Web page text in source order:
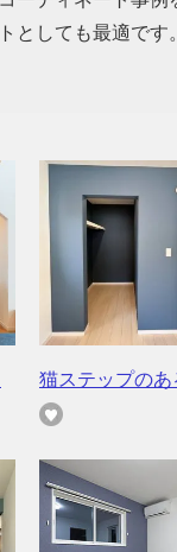
としても最適で
猫ステップのあ